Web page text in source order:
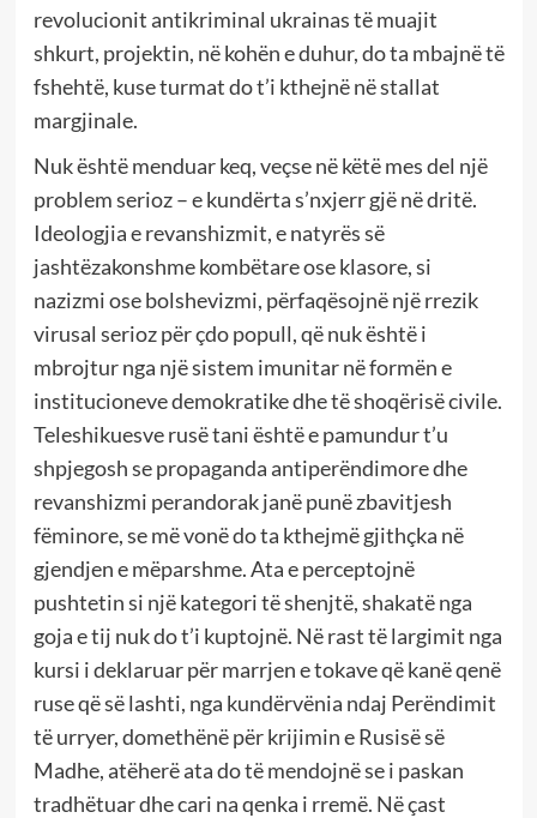
revolucionit antikriminal ukrainas të muajit
shkurt, projektin, në kohën e duhur, do ta mbajnë të
fshehtë, kuse turmat do t’i kthejnë në stallat
margjinale.
Nuk është menduar keq, veçse në këtë mes del një
problem serioz – e kundërta s’nxjerr gjë në dritë.
Ideologjia e revanshizmit, e natyrës së
jashtëzakonshme kombëtare ose klasore, si
nazizmi ose bolshevizmi, përfaqësojnë një rrezik
virusal serioz për çdo popull, që nuk është i
mbrojtur nga një sistem imunitar në formën e
institucioneve demokratike dhe të shoqërisë civile.
Teleshikuesve rusë tani është e pamundur t’u
shpjegosh se propaganda antiperëndimore dhe
revanshizmi perandorak janë punë zbavitjesh
fëminore, se më vonë do ta kthejmë gjithçka në
gjendjen e mëparshme. Ata e perceptojnë
pushtetin si një kategori të shenjtë, shakatë nga
goja e tij nuk do t’i kuptojnë. Në rast të largimit nga
kursi i deklaruar për marrjen e tokave që kanë qenë
ruse që së lashti, nga kundërvënia ndaj Perëndimit
të urryer, domethënë për krijimin e Rusisë së
Madhe, atëherë ata do të mendojnë se i paskan
tradhëtuar dhe cari na qenka i rremë. Në çast